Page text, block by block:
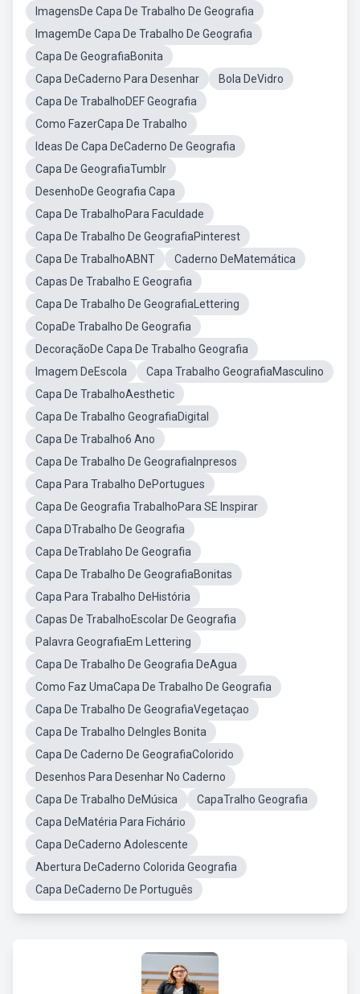
ImagensDe Capa De Trabalho De Geografia
ImagemDe Capa De Trabalho De Geografia
Capa De GeografiaBonita
Capa DeCaderno Para Desenhar
Bola DeVidro
Capa De TrabalhoDEF Geografia
Como FazerCapa De Trabalho
Ideas De Capa DeCaderno De Geografia
Capa De GeografiaTumblr
DesenhoDe Geografia Capa
Capa De TrabalhoPara Faculdade
Capa De Trabalho De GeografiaPinterest
Capa De TrabalhoABNT
Caderno DeMatemática
Capas De Trabalho E Geografia
Capa De Trabalho De GeografiaLettering
CopaDe Trabalho De Geografia
DecoraçãoDe Capa De Trabalho Geografia
Imagem DeEscola
Capa Trabalho GeografiaMasculino
Capa De TrabalhoAesthetic
Capa De Trabalho GeografiaDigital
Capa De Trabalho6 Ano
Capa De Trabalho De GeografiaInpresos
Capa Para Trabalho DePortugues
Capa De Geografia TrabalhoPara SE Inspirar
Capa DTrabalho De Geografia
Capa DeTrablaho De Geografia
Capa De Trabalho De GeografiaBonitas
Capa Para Trabalho DeHistória
Capas De TrabalhoEscolar De Geografia
Palavra GeografiaEm Lettering
Capa De Trabalho De Geografia DeAgua
Como Faz UmaCapa De Trabalho De Geografia
Capa De Trabalho De GeografiaVegetaçao
Capa De Trabalho DeIngles Bonita
Capa De Caderno De GeografiaColorido
Desenhos Para Desenhar No Caderno
Capa De Trabalho DeMúsica
CapaTralho Geografia
Capa DeMatéria Para Fichário
Capa DeCaderno Adolescente
Abertura DeCaderno Colorida Geografia
Capa DeCaderno De Português